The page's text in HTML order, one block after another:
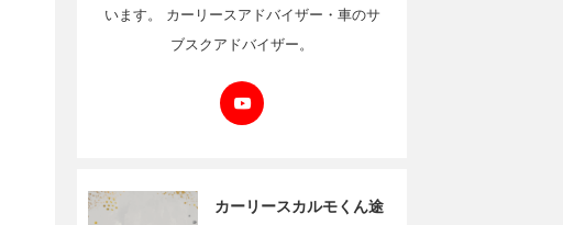
います。 カーリースアドバイザー・車のサ
ブスクアドバイザー。
カーリースカルモくん途